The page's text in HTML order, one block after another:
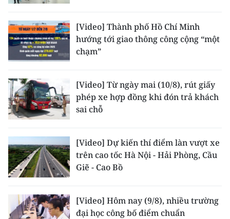
Media Thế giới
Media Thể thao
Media Giáo dục
Media Y tế
Media Môi trường
Ảnh
Infographic
[Video] Thành phố Hồ Chí Minh
hướng tới giao thông công cộng “một
chạm”
[Video] Từ ngày mai (10/8), rút giấy
phép xe hợp đồng khi đón trả khách
sai chỗ
[Video] Dự kiến thí điểm làn vượt xe
trên cao tốc Hà Nội - Hải Phòng, Cầu
Giẽ - Cao Bồ
[Video] Hôm nay (9/8), nhiều trường
đại học công bố điểm chuẩn